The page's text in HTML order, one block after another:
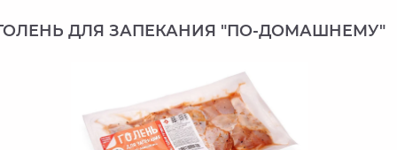
ДЛЯ ЗАПЕКАНИЯ "ПО-ДОМАШНЕМУ"